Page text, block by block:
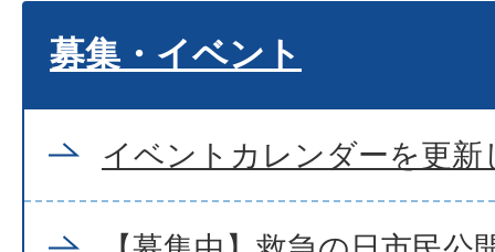
募集・イベント
イベントカレンダーを更新